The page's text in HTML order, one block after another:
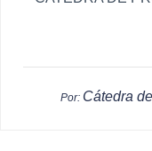
Por: Cátedra